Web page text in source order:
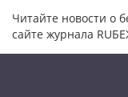
Читайте новости о
сайте журнала